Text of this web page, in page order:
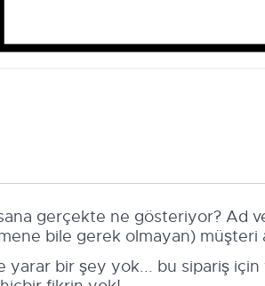
gerçekte ne gösteriyor? Ad
bile gerek olmayan) müşteri
yarar bir şey yok... bu sipariş